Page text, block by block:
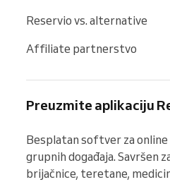
Reservio vs. alternative
Affiliate partnerstvo
Preuzmite aplikaciju
Besplatan softver za
grupnih događaja. Savršen
brijačnice, teretane,